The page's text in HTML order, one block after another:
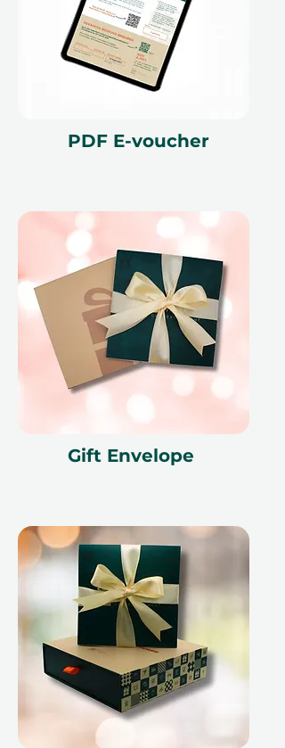
платформу, чтобы выбрать
подходящую дату и
забронировать свой день СПА.
Все подарочные сертификаты
на другое впечатление, если
решение порадовать себя
спонтанно, Ithara.ae
обеспечивает плавный процесс
бронирования.
моменты расслабления, которые
Мелкий шрифт 📜
Этот подарочный сертификат
PDF E-voucher
Gift Envelope